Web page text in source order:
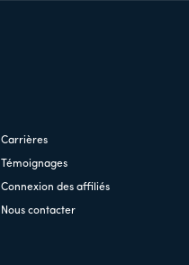
Carrières
Témoignages
Connexion des affiliés
Nous contacter